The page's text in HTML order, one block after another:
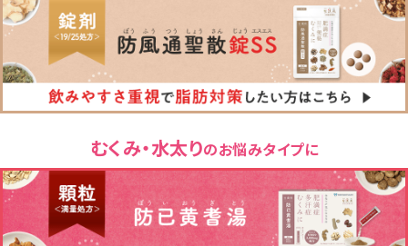
むくみ・水太りのお悩みタイプに